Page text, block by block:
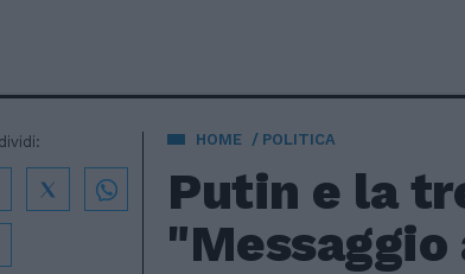
HOME POLITICA
Putin e la
"Messaggio